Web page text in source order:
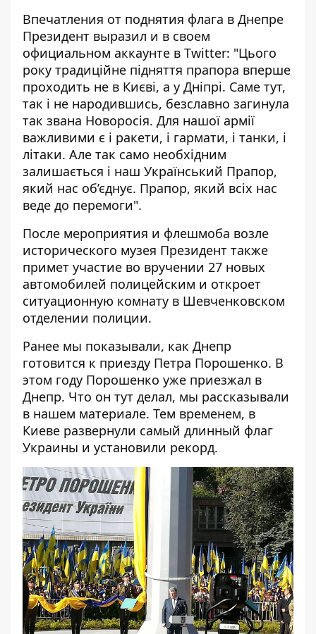
Впечатления от поднятия флага в Днепре
Президент выразил и в своем
официальном аккаунте в Twitter: "Цього
року традиційне підняття прапора вперше
проходить не в Києві, а у Дніпрі. Саме тут,
так і не народившись, безславно загинула
так звана Новоросія. Для нашої армії
важливими є і ракети, і гармати, і танки, і
літаки. Але так само необхідним
залишається і наш Український Прапор,
який нас об’єднує. Прапор, який всіх нас
веде до перемоги".
После мероприятия и флешмоба возле
исторического музея Президент также
примет участие во вручении 27 новых
автомобилей полицейским и откроет
ситуационную комнату в Шевченковском
отделении полиции.
Ранее мы показывали, как Днепр
готовится к приезду Петра Порошенко. В
этом году Порошенко уже приезжал в
Днепр. Что он тут делал, мы рассказывали
в нашем материале. Тем временем, в
Киеве развернули самый длинный флаг
Украины и установили рекорд.